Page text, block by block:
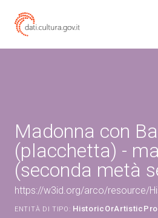
Madonna con
(placchetta) -
(seconda metà
https://w3id.org/arco/resource/
ENTITÀ DI TIPO: